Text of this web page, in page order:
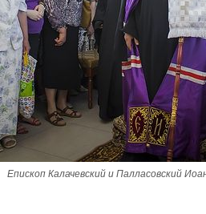
Епископ Калачевский и Палласовский